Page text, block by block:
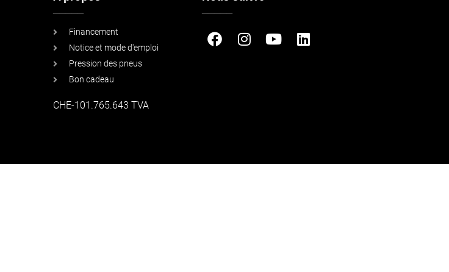
Financement
Notice et mode d'emploi
Pression des pneus
Bon cadeau
CHE-101.765.643 TVA